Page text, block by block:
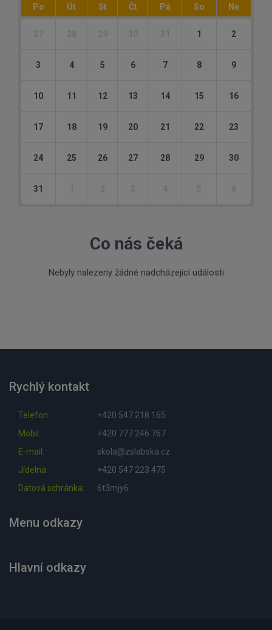
Po Út St Čt Pá So Ne
1 2
3 4 5 6 7 8 9
10 11 12 13 14 15 16
17 18 19 20 21 22 23
24 25 26 27 28 29 30
31
Co nás čeká
Nebyly nalezeny žádné nadcházející události
Rychlý kontakt
Telefon:
+420 547 218 165
Mobil:
+420 777 246 767
E-mail:
skola@zslabska.cz
Jídelna:
+420 547 223 475
Datová schránka:
6t3mjy6
Menu odkazy
Hlavní odkazy